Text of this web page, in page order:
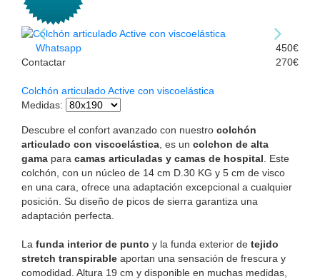
Whatsapp
Contactar
450€
270€
Colchón articulado Active con viscoelástica
Medidas:
Descubre el confort avanzado con nuestro colchón
articulado con viscoelástica , es un colchon de alta
gama para camas articuladas y camas de hospital . Este
colchón, con un núcleo de 14 cm D.30 KG y 5 cm de visco
en una cara, ofrece una adaptación excepcional a cualquier
posición. Su diseño de picos de sierra garantiza una
adaptación perfecta.
La funda interior de punto y la funda exterior de tejido
stretch transpirable aportan una sensación de frescura y
comodidad. Altura 19 cm y disponible en muchas medidas,